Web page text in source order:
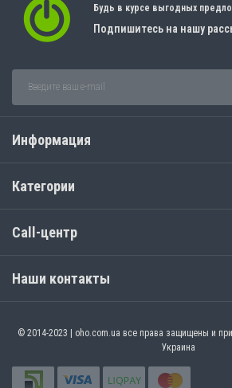
Будь в курсе выгодных
Подпишитесь на нашу
Информация
Категории
Call-центр
Наши контакты
© 2014-2023 | oho.com.ua все права защищены и
Украина